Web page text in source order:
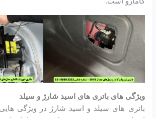
ویژگی های باتری های اسید شارژ و سیلد
باتری های سیلد و اسید شارژ در ویژگی